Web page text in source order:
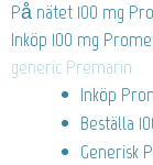
På nätet 100 mg
Inköp 100 mg
generic Premarin
Inköp
Beställa
Generisk